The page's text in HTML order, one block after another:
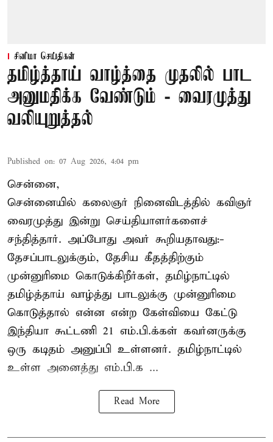
சினிமா செய்திகள்
தமிழ்த்தாய் வாழ்த்தை முதலில் பாட
அனுமதிக்க வேண்டும் - வைரமுத்து
வலியுறுத்தல்
Published on: 07 Aug 2026, 4:04 pm
சென்னை,
சென்னையில் கலைஞர் நினைவிடத்தில் கவிஞர்
வைரமுத்து இன்று செய்தியாளர்களைச்
சந்தித்தார். அப்போது அவர் கூறியதாவது:-
தேசப்பாடலுக்கும், தேசிய கீதத்திற்கும்
முன்னுரிமை கொடுக்கிறீர்கள், தமிழ்நாட்டில்
தமிழ்த்தாய் வாழ்த்து பாடலுக்கு முன்னுரிமை
கொடுத்தால் என்ன என்ற கேள்வியை கேட்டு
இந்தியா கூட்டணி 21 எம்.பி.க்கள் கவர்னருக்கு
ஒரு கடிதம் அனுப்பி உள்ளனர். தமிழ்நாட்டில்
உள்ள அனைத்து எம்.பி.க ...
Read More